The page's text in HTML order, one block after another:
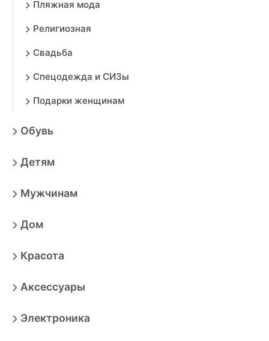
Пляжная мода
Религиозная
Свадьба
Спецодежда и СИЗы
Подарки женщинам
Обувь
Детям
Мужчинам
Дом
Красота
Аксессуары
Электроника